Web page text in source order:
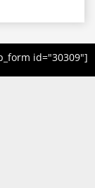
id="30309"]